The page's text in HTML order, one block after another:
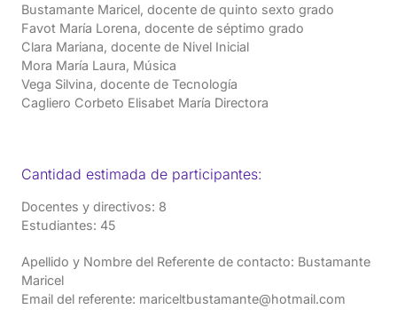
Bustamante Maricel, docente de quinto sexto grado
Favot María Lorena, docente de séptimo grado
Clara Mariana, docente de Nivel Inicial
Mora María Laura, Música
Vega Silvina, docente de Tecnología
Cagliero Corbeto Elisabet María Directora
Cantidad estimada de participantes:
Docentes y directivos: 8
Estudiantes: 45
Apellido y Nombre del Referente de contacto: Bustamante
Maricel
Email del referente: mariceltbustamante@hotmail.com